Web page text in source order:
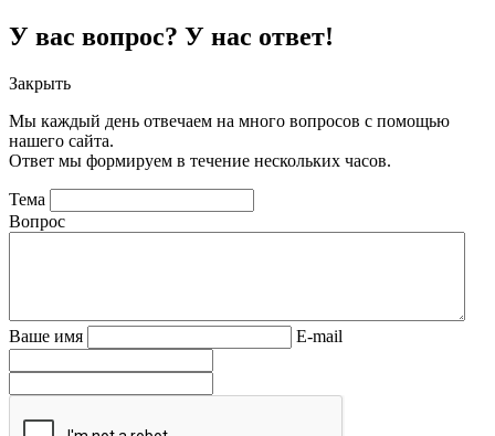
У вас вопрос? У нас ответ!
Закрыть
Мы каждый день отвечаем на много вопросов с помощью
нашего сайта.
Ответ мы формируем в течение нескольких часов.
Тема
Вопрос
Ваше имя E-mail